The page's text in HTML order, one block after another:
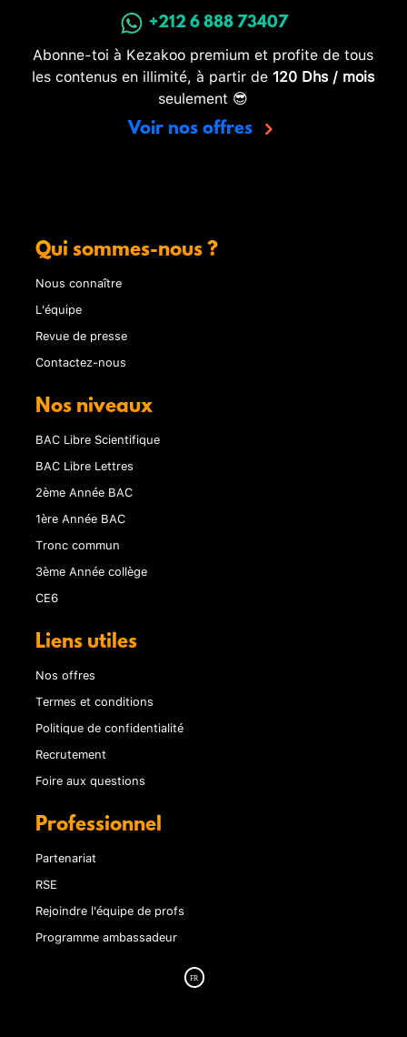
+212 6 888 73407
Abonne-toi à Kezakoo premium et profite de tous
les contenus en illimité, à partir de 120 Dhs / mois
seulement 😎
Voir nos offres
Qui sommes-nous ?
Nous connaître
L'équipe
Revue de presse
Contactez-nous
Nos niveaux
BAC Libre Scientifique
BAC Libre Lettres
2ème Année BAC
1ère Année BAC
Tronc commun
3ème Année collège
CE6
Liens utiles
Nos offres
Termes et conditions
Politique de confidentialité
Recrutement
Foire aux questions
Professionnel
Partenariat
RSE
Rejoindre l'équipe de profs
Programme ambassadeur